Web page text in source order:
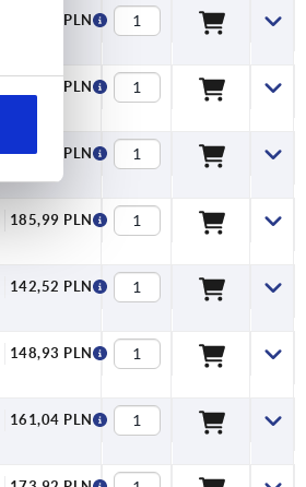
148,93 PLN
161,04 PLN
173,92 PLN
185,99 PLN
142,52 PLN
148,93 PLN
161,04 PLN